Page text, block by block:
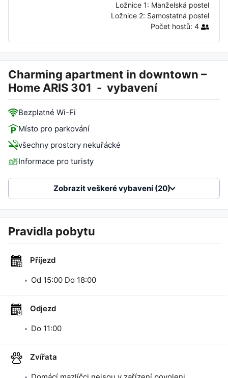
Ložnice 1: Manželská postel
Ložnice 2: Samostatná postel
Počet hostů: 4
Charming apartment in downtown –
Home ARIS 301 - vybavení
Bezplatné Wi-Fi
Místo pro parkování
všechny prostory nekuřácké
Informace pro turisty
Zobrazit veškeré vybavení (20)
Pravidla pobytu
Příjezd
Od 15:00 Do 18:00
Odjezd
Do 11:00
Zvířata